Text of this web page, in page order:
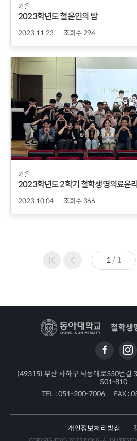
가을
2023학년도 철윤인의 밤
2023.11.23 조회수 294
가을
2023학년도 2학기 철학생명의료윤
2023.10.04 조회수 366
1/ 1
철학생
(49315) 부산 사하구 낙동대로550번길
S01-810
TEL :051-200-7006 FAX :
개인정보처리방침